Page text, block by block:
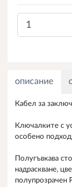
описание
Кабел за
Ключалките с
особено
Полугъвкава
надраскване,
полупрозрачен